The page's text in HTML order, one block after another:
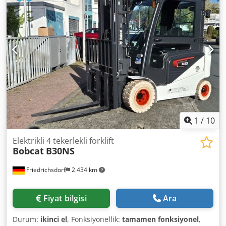
kamyonu Yük ağırlık merkezi: 600 Çatal genişliği: 560 mm
Direk tipi: Tripleks Durum: Yeni kamyon Teknik durum:
Yeni Ön lastik tipi: Poliüretan Ön lastiklerin durumu: %80 -
%100 Arka lastikler Tip: Poliüretan Arka lastiklerin durumu:
%80 - %100 Akü Volt: 24V Akü Ah: 300Ah Pil tipi: PzS
Batarya yapım yılı: 2024 Akü durumu: %80 - %100 Tam
serbest vuruş, CE sertifikası, Crodpowzpc Defx Ah Eef Akü
hücreleri için akuamatik
1 / 10
Friedrichsdorf 2.434 km
Elektrikli 4 tekerlekli forklift
Bobcat B30NS
Fiyat bilgisi Ara
Durum: ikinci el, Fonksiyonellik: tamamen fonksiyonel,